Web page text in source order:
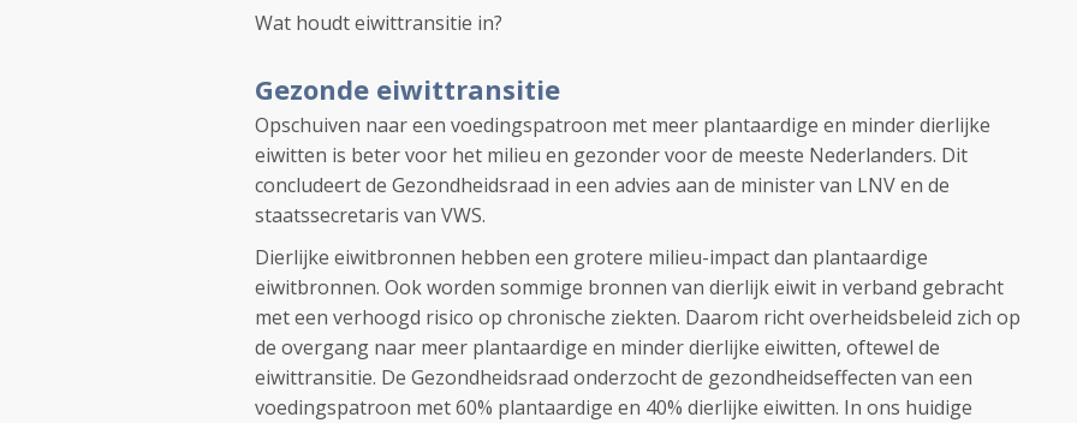
Wat houdt eiwittransitie in?
Gezonde eiwittransitie
Opschuiven naar een voedingspatroon met meer plantaardige en minder dierlijke
eiwitten is beter voor het milieu en gezonder voor de meeste Nederlanders. Dit
concludeert de Gezondheidsraad in een advies aan de minister van LNV en de
staatssecretaris van VWS.
Dierlijke eiwitbronnen hebben een grotere milieu-impact dan plantaardige
eiwitbronnen. Ook worden sommige bronnen van dierlijk eiwit in verband gebracht
met een verhoogd risico op chronische ziekten. Daarom richt overheidsbeleid zich op
de overgang naar meer plantaardige en minder dierlijke eiwitten, oftewel de
eiwittransitie. De Gezondheidsraad onderzocht de gezondheidseffecten van een
voedingspatroon met 60% plantaardige en 40% dierlijke eiwitten. In ons huidige